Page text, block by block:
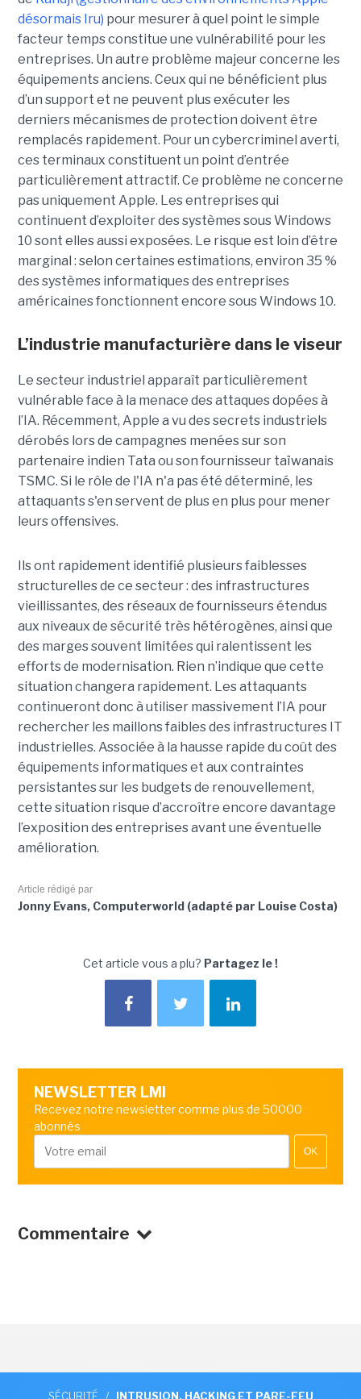
désormais Iru) pour mesurer à quel point le simple
facteur temps constitue une vulnérabilité pour les
entreprises. Un autre problème majeur concerne les
équipements anciens. Ceux qui ne bénéficient plus
d’un support et ne peuvent plus exécuter les
derniers mécanismes de protection doivent être
remplacés rapidement. Pour un cybercriminel averti,
ces terminaux constituent un point d’entrée
particulièrement attractif. Ce problème ne concerne
pas uniquement Apple. Les entreprises qui
continuent d’exploiter des systèmes sous Windows
10 sont elles aussi exposées. Le risque est loin d’être
marginal : selon certaines estimations, environ 35 %
des systèmes informatiques des entreprises
américaines fonctionnent encore sous Windows 10.
L’industrie manufacturière dans le viseur
Le secteur industriel apparaît particulièrement
vulnérable face à la menace des attaques dopées à
l’IA. Récemment, Apple a vu des secrets industriels
dérobés lors de campagnes menées sur son
partenaire indien Tata ou son fournisseur taïwanais
TSMC. Si le rôle de l'IA n'a pas été déterminé, les
attaquants s'en servent de plus en plus pour mener
leurs offensives.
Ils ont rapidement identifié plusieurs faiblesses
structurelles de ce secteur : des infrastructures
vieillissantes, des réseaux de fournisseurs étendus
aux niveaux de sécurité très hétérogènes, ainsi que
des marges souvent limitées qui ralentissent les
efforts de modernisation. Rien n’indique que cette
situation changera rapidement. Les attaquants
continueront donc à utiliser massivement l’IA pour
rechercher les maillons faibles des infrastructures IT
industrielles. Associée à la hausse rapide du coût des
équipements informatiques et aux contraintes
persistantes sur les budgets de renouvellement,
cette situation risque d’accroître encore davantage
l’exposition des entreprises avant une éventuelle
amélioration.
Article rédigé par
Jonny Evans, Computerworld (adapté par Louise Costa)
Cet article vous a plu? Partagez le !
NEWSLETTER LMI
Recevez notre newsletter comme plus de 50000
abonnés
OK
Commentaire
SÉCURITÉ / INTRUSION, HACKING ET PARE-FEU